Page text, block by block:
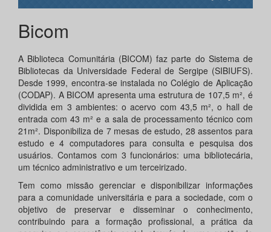
Bicom
A Biblioteca Comunitária (BICOM) faz parte do Sistema de
Bibliotecas da Universidade Federal de Sergipe (SIBIUFS).
Desde 1999, encontra-se instalada no Colégio de Aplicação
(CODAP). A BICOM apresenta uma estrutura de 107,5 m², é
dividida em 3 ambientes: o acervo com 43,5 m², o hall de
entrada com 43 m² e a sala de processamento técnico com
21m². Disponibiliza de 7 mesas de estudo, 28 assentos para
estudo e 4 computadores para consulta e pesquisa dos
usuários. Contamos com 3 funcionários: uma bibliotecária,
um técnico administrativo e um terceirizado.
Tem como missão gerenciar e disponibilizar informações
para a comunidade universitária e para a sociedade, com o
objetivo de preservar e disseminar o conhecimento,
contribuindo para a formação profissional, a prática da